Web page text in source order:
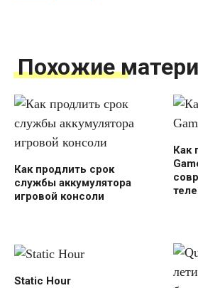
Похожие
Как продлить срок
службы аккумулятора
игровой консоли
Как
Static Hour